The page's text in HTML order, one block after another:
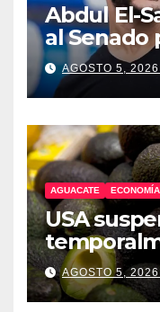
Abdul El-
al Senado
AGOSTO 5, 2026
AGUACATE ECONOMÍA
USA
AGOSTO 5, 2026